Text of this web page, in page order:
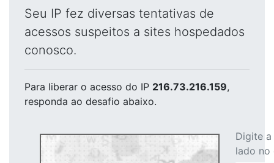
Seu IP fez diversas tentativas de
acessos suspeitos a sites hospedados
conosco.
Para liberar o acesso do IP 216.73.216.159,
responda ao desafio abaixo.
Digite
lado no